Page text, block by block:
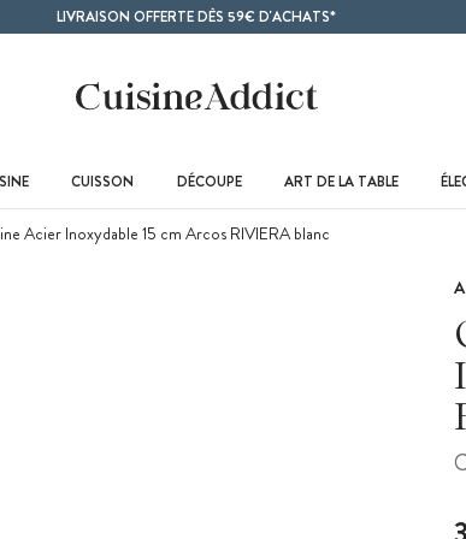
LIVRAISON OFFERTE DÈS 59€ D'ACHATS*
CUISSON DÉCOUPE ART DE LA TABLE
Acier Inoxydable 15 cm Arcos RIVIERA blanc